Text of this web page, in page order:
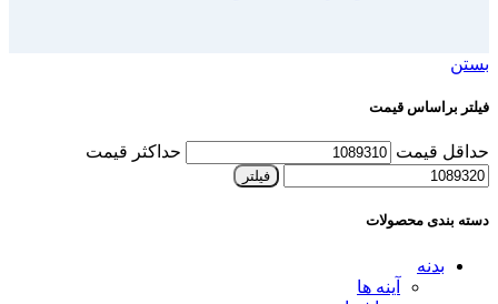
بستن
فیلتر براساس قیمت
حداقل قیمت حداکثر قیمت
فیلتر
دسته بندی محصولات
بدنه
آینه ها